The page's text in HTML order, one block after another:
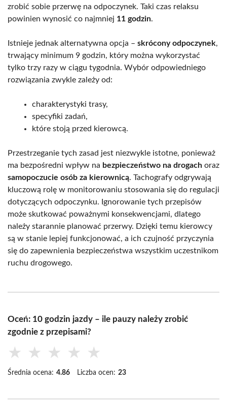
zrobić sobie przerwę na odpoczynek. Taki czas relaksu
powinien wynosić co najmniej 11 godzin.
Istnieje jednak alternatywna opcja – skrócony odpoczynek,
trwający minimum 9 godzin, który można wykorzystać
tylko trzy razy w ciągu tygodnia. Wybór odpowiedniego
rozwiązania zwykle zależy od:
charakterystyki trasy,
specyfiki zadań,
które stoją przed kierowcą.
Przestrzeganie tych zasad jest niezwykle istotne, ponieważ
ma bezpośredni wpływ na bezpieczeństwo na drogach oraz
samopoczucie osób za kierownicą. Tachografy odgrywają
kluczową rolę w monitorowaniu stosowania się do regulacji
dotyczących odpoczynku. Ignorowanie tych przepisów
może skutkować poważnymi konsekwencjami, dlatego
należy starannie planować przerwy. Dzięki temu kierowcy
są w stanie lepiej funkcjonować, a ich czujność przyczynia
się do zapewnienia bezpieczeństwa wszystkim uczestnikom
ruchu drogowego.
Oceń: 10 godzin jazdy – ile pauzy należy zrobić
zgodnie z przepisami?
★ ★ ★ ★ ★
Średnia ocena: 4.86 Liczba ocen: 23